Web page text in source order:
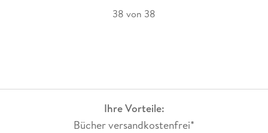
38 von 38
Ihre Vorteile:
Bücher versandkostenfrei*